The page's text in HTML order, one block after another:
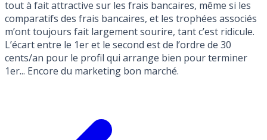
tout à fait attractive sur les frais bancaires, même si les
comparatifs des frais bancaires, et les trophées associés
m’ont toujours fait largement sourire, tant c’est ridicule.
L’écart entre le 1er et le second est de l’ordre de 30
cents/an pour le profil qui arrange bien pour terminer
1er... Encore du marketing bon marché.